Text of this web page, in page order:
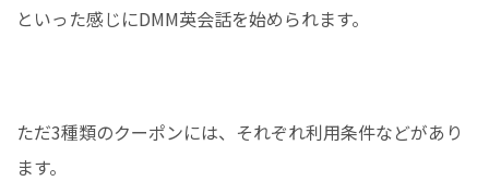
といった感じにDMM英会話を始められます。
ただ3種類のクーポンには、それぞれ利用条件などがあり
ます。